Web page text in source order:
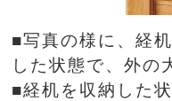
■写真の様に、経
した状態で、外の
■経机を収納した